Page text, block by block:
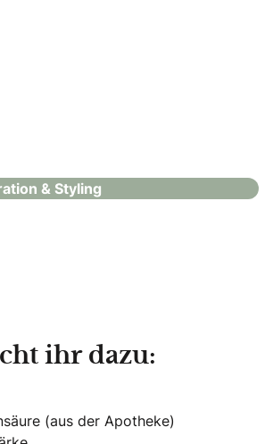
& Styling
ihr dazu:
(aus der Apotheke)